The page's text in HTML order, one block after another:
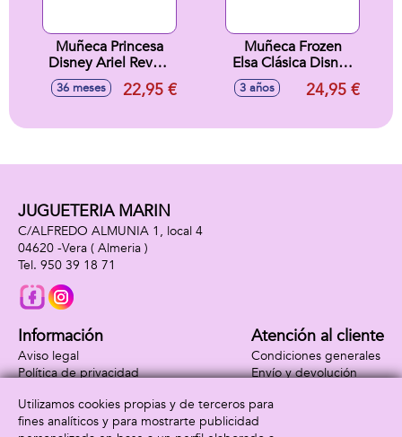
Muñeca Princesa
Disney Ariel Reveal
Con Accesorios
Sorpresa.32x18x6
36 meses 22,95 €
Muñeca Frozen
Elsa Clásica Disney
38 Cm
3 años 24,95 €
JUGUETERIA MARIN
C/ALFREDO ALMUNIA 1, local 4
04620 -Vera ( Almeria )
950 39 18 71
Información
Aviso legal
Política de privacidad
Atención al cliente
Condiciones generales
Envío y devolución
Formas de pago
Utilizamos cookies propias y de terceros para
fines analíticos y para mostrarte publicidad